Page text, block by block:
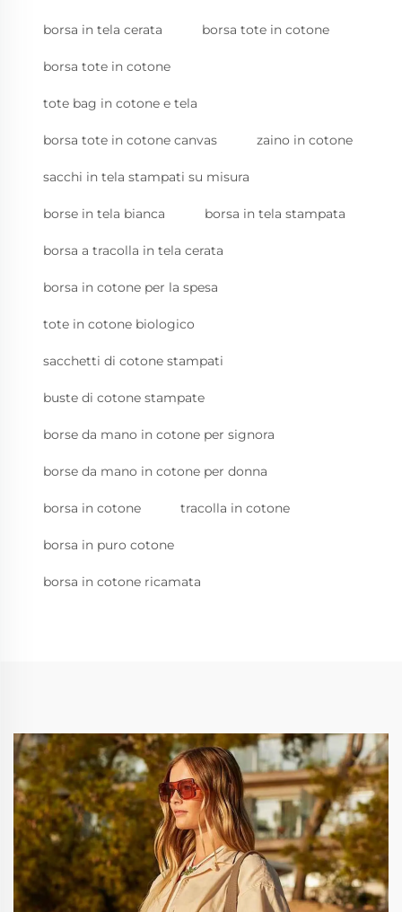
borsa in tela cerata borsa tote in cotone
borsa tote in cotone
tote bag in cotone e tela
borsa tote in cotone canvas zaino in cotone
sacchi in tela stampati su misura
borse in tela bianca borsa in tela stampata
borsa a tracolla in tela cerata
borsa in cotone per la spesa
tote in cotone biologico
sacchetti di cotone stampati
buste di cotone stampate
borse da mano in cotone per signora
borse da mano in cotone per donna
borsa in cotone tracolla in cotone
borsa in puro cotone
borsa in cotone ricamata